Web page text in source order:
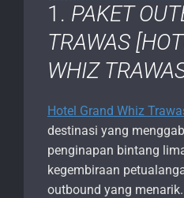
1. PAKET
TRAWAS
WHIZ
Hotel Grand Whiz
destinasi yang
penginapan bintang
kegembiraan
outbound yang